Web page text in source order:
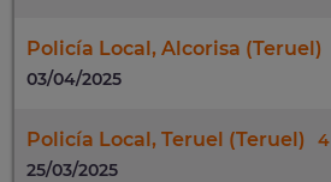
Policía Local, Alcorisa (Teruel)
03/04/2025
Policía Local, Teruel (Teruel)
4
25/03/2025